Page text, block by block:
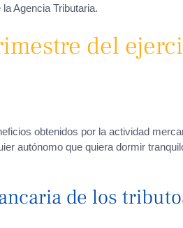
Agencia Tributaria.
del
obtenidos por la actividad
autónomo que quiera dormir
de los